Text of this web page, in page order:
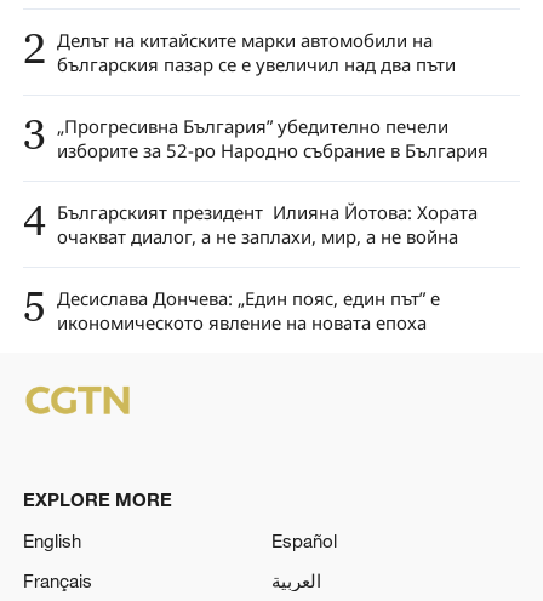
2 Дeлът на китайските марки автомобили нa
бългapcĸия пaзap ce e yвeличил над двa пъти
3 „Прогресивна България” убедително печели
изборите за 52-ро Народно събрание в България
4 Българският президент Илияна Йотова: Хората
очакват диалог, а не заплахи, мир, а не война
5 Десислава Дончева: „Един пояс, един път” е
икономическото явление на новата епоха
EXPLORE MORE
English
Español
Français
العربية